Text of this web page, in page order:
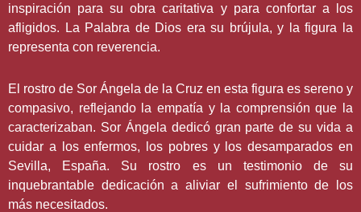
inspiración para su obra caritativa y para confortar a los
afligidos. La Palabra de Dios era su brújula, y la figura la
representa con reverencia.
El rostro de Sor Ángela de la Cruz en esta figura es sereno y
compasivo, reflejando la empatía y la comprensión que la
caracterizaban. Sor Ángela dedicó gran parte de su vida a
cuidar a los enfermos, los pobres y los desamparados en
Sevilla, España. Su rostro es un testimonio de su
inquebrantable dedicación a aliviar el sufrimiento de los
más necesitados.